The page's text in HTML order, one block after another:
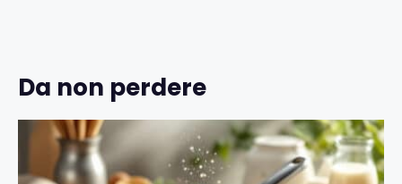
Da non perdere